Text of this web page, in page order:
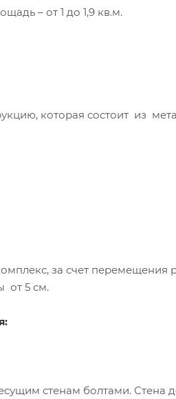
– от 1 до 1,9 кв.м.
которая состоит из
за счет
от 5 см
стенам болтами.